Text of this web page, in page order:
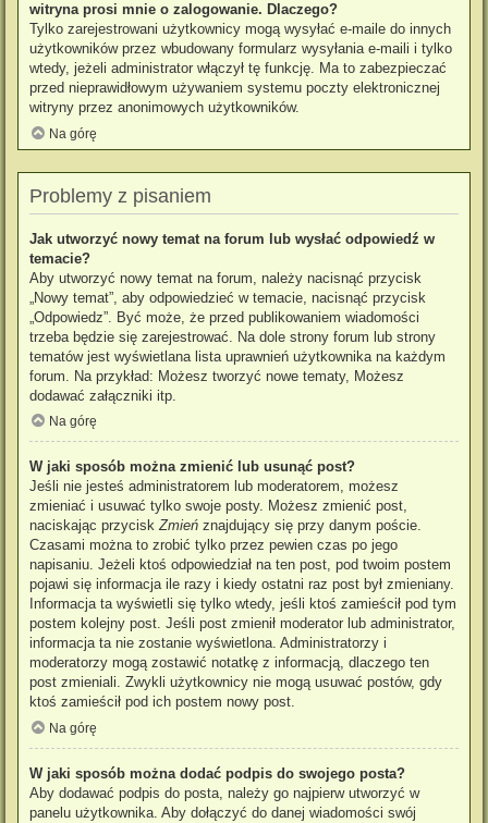
witryna prosi mnie o zalogowanie. Dlaczego?
Tylko zarejestrowani użytkownicy mogą wysyłać e-maile do innych
użytkowników przez wbudowany formularz wysyłania e-maili i tylko
wtedy, jeżeli administrator włączył tę funkcję. Ma to zabezpieczać
przed nieprawidłowym używaniem systemu poczty elektronicznej
witryny przez anonimowych użytkowników.
Na górę
Problemy z pisaniem
Jak utworzyć nowy temat na forum lub wysłać odpowiedź w
temacie?
Aby utworzyć nowy temat na forum, należy nacisnąć przycisk
„Nowy temat”, aby odpowiedzieć w temacie, nacisnąć przycisk
„Odpowiedz”. Być może, że przed publikowaniem wiadomości
trzeba będzie się zarejestrować. Na dole strony forum lub strony
tematów jest wyświetlana lista uprawnień użytkownika na każdym
forum. Na przykład: Możesz tworzyć nowe tematy, Możesz
dodawać załączniki itp.
Na górę
W jaki sposób można zmienić lub usunąć post?
Jeśli nie jesteś administratorem lub moderatorem, możesz
zmieniać i usuwać tylko swoje posty. Możesz zmienić post,
naciskając przyciskZmień znajdujący się przy danym poście.
Czasami można to zrobić tylko przez pewien czas po jego
napisaniu. Jeżeli ktoś odpowiedział na ten post, pod twoim postem
pojawi się informacja ile razy i kiedy ostatni raz post był zmieniany.
Informacja ta wyświetli się tylko wtedy, jeśli ktoś zamieścił pod tym
postem kolejny post. Jeśli post zmienił moderator lub administrator,
informacja ta nie zostanie wyświetlona. Administratorzy i
moderatorzy mogą zostawić notatkę z informacją, dlaczego ten
post zmieniali. Zwykli użytkownicy nie mogą usuwać postów, gdy
ktoś zamieścił pod ich postem nowy post.
Na górę
W jaki sposób można dodać podpis do swojego posta?
Aby dodawać podpis do posta, należy go najpierw utworzyć w
panelu użytkownika. Aby dołączyć do danej wiadomości swój